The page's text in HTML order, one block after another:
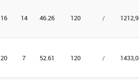
16 14 46.26 120 /
20 7 52.61 120 /